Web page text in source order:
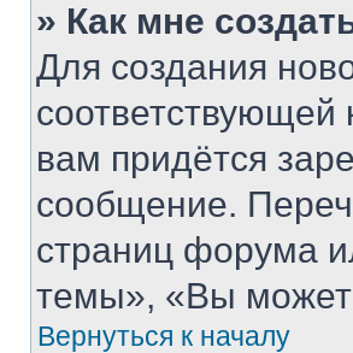
» Как мне
Для создания
вам придётся
сообщение.
страниц форума
темы», «Вы
Вернуться к началу